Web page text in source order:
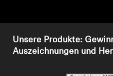
Hörer-Ressourcen
Unsere Produkte:
Auszeichnungen und